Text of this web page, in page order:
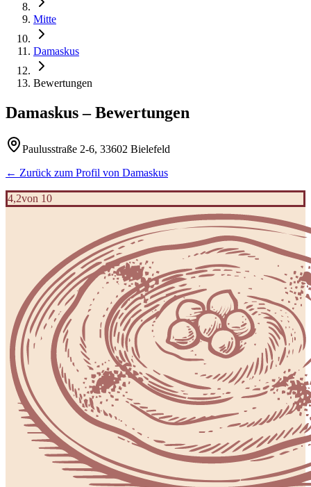
Mitte
Damaskus
Bewertungen
Damaskus – Bewertungen
Paulusstraße 2-6, 33602 Bielefeld
← Zurück zum Profil von Damaskus
4,2von 10